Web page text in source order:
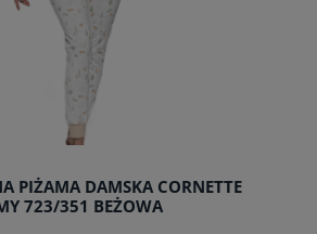
PIŻAMA DAMSKA CORNETTE
723/351 BEŻOWA